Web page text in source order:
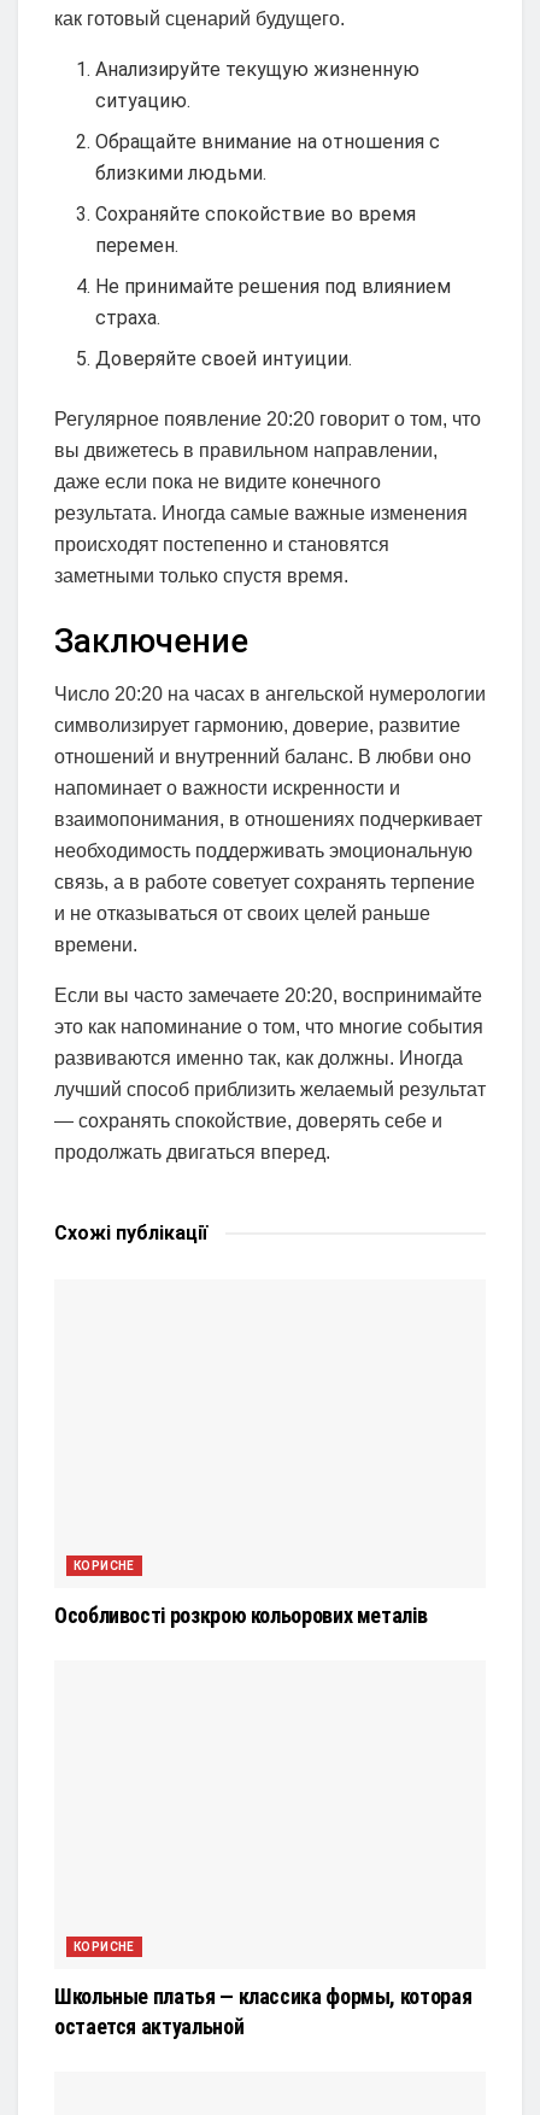
как готовый сценарий будущего.
Анализируйте текущую жизненную
ситуацию.
Обращайте внимание на отношения с
близкими людьми.
Сохраняйте спокойствие во время
перемен.
Не принимайте решения под влиянием
страха.
Доверяйте своей интуиции.
Регулярное появление 20:20 говорит о том, что
вы движетесь в правильном направлении,
даже если пока не видите конечного
результата. Иногда самые важные изменения
происходят постепенно и становятся
заметными только спустя время.
Заключение
Число 20:20 на часах в ангельской нумерологии
символизирует гармонию, доверие, развитие
отношений и внутренний баланс. В любви оно
напоминает о важности искренности и
взаимопонимания, в отношениях подчеркивает
необходимость поддерживать эмоциональную
связь, а в работе советует сохранять терпение
и не отказываться от своих целей раньше
времени.
Если вы часто замечаете 20:20, воспринимайте
это как напоминание о том, что многие события
развиваются именно так, как должны. Иногда
лучший способ приблизить желаемый результат
— сохранять спокойствие, доверять себе и
продолжать двигаться вперед.
Схожі публікації
КОРИСНЕ
Особливості розкрою кольорових металів
КОРИСНЕ
Школьные платья — классика формы, которая
остается актуальной